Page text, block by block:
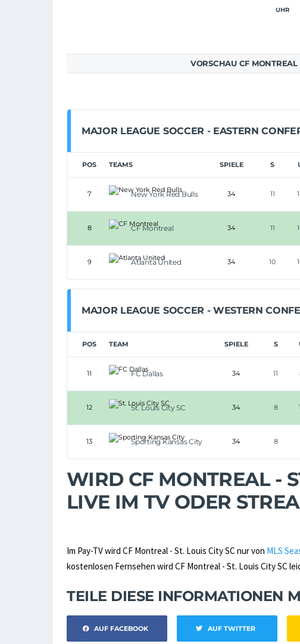
UHR
VORSCHAU CF MONTREAL
MAJOR LEAGUE SOCCER - EASTERN
POS TEAMS SPIELE S
7 New York Red Bulls 34 11
8 CF Montreal 34 11
9 Atlanta United 34 10
MAJOR LEAGUE SOCCER - WESTERN
POS TEAM SPIELE S
11 FC Dallas 34 11
12 St. Louis City SC 34 8
13 Sporting Kansas City 34 8
WIRD CF MONTREAL -
LIVE IM TV ODER
Im Pay-TV wird CF Montreal - St. Louis City SC nur von MLS
kostenlosen Fernsehen wird CF Montreal - St. Louis City SC
TEILE DIESE INFORMATIONEN
AUF FACEBOOK AUF TWITTER